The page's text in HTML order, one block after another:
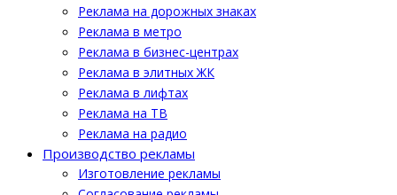
Реклама на дорожных знаках
Реклама в метро
Реклама в бизнес-центрах
Реклама в элитных ЖК
Реклама в лифтах
Реклама на ТВ
Реклама на радио
Производство рекламы
Изготовление рекламы